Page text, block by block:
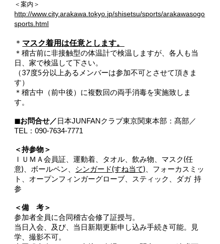
＜案内＞
http://www.city.arakawa.tokyo.jp/shisetsu/sports/arakawasogo
sports.html
＊ マスク着用は任意とします。
＊稽古前に非接触型の体温計で検温しますが、各人も当
日、家で検温して下さい。
（37度5分以上あるメンバーは参加不可とさせて頂きま
す）
＊稽古中（前中後）に複数回の両手消毒を実施致しま
す。
◼︎お問合せ／ 日本JUNFANクラブ東京関東本部：髙部／
TEL：090-7634-7771
＜持参物＞
ＩＵＭＡ会員証、運動着、タオル、飲み物、マスク(任
意)、ボールペン、 シンガード(すね当て) 、フォーカスミッ
ト、オープンフィンガーグローブ、スティック、ダガ 持
参
＜備 考＞
参加者全員に合同稽古会修了証授与。
当日入会、及び、当日新期更新申し込み手続き可能。見
学、撮影不可。